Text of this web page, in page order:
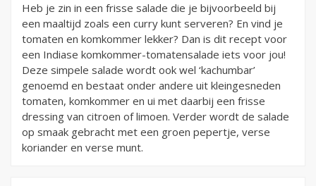
Heb je zin in een frisse salade die je bijvoorbeeld bij
een maaltijd zoals een curry kunt serveren? En vind je
tomaten en komkommer lekker? Dan is dit recept voor
een Indiase komkommer-tomatensalade iets voor jou!
Deze simpele salade wordt ook wel ‘kachumbar’
genoemd en bestaat onder andere uit kleingesneden
tomaten, komkommer en ui met daarbij een frisse
dressing van citroen of limoen. Verder wordt de salade
op smaak gebracht met een groen pepertje, verse
koriander en verse munt.